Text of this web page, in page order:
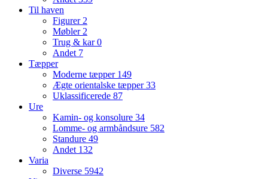
Til haven
Figurer2
Møbler2
Trug & kar0
Andet 7
Tæpper
Moderne tæpper 149
Ægte orientalske tæpper33
Uklassificerede 87
Ure
Kamin- og konsolure 34
Lomme- og armbåndsure 582
Standure 49
Andet 132
Varia
Diverse 5942